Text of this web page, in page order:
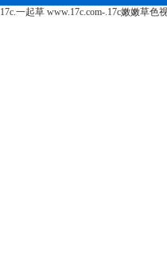
17c.一起草 www.17c.com-.17c嫩嫩草